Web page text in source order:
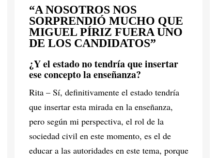
“A NOSOTROS NOS
SORPRENDIÓ MUCHO QUE
MIGUEL PÍRIZ FUERA UNO
DE LOS CANDIDATOS”
¿Y el estado no tendría que insertar
ese concepto la enseñanza?
Rita – Sí, definitivamente el estado tendría
que insertar esta mirada en la enseñanza,
pero según mi perspectiva, el rol de la
sociedad civil en este momento, es el de
educar a las autoridades en este tema, porque